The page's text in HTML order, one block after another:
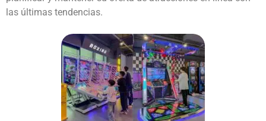
las últimas tendencias.